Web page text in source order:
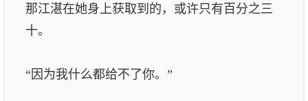
那江湛在她身上获取到的，或许只有百分之三
十。
“因为我什么都给不了你。”